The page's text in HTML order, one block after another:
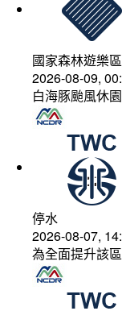
國家森林遊樂區
2026-08-09,
白海豚颱風休
停水
2026-08-07,
為全面提升該